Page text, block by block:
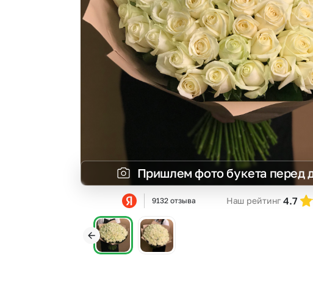
Гвоздики
Гипсофила
Гортензии
Ирисы
Сухоцветы
Фрезия
Эустома
Пришлем фото букета перед
9132 отзыва Наш рейтинг 4.7